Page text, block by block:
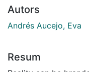
Autors
Andrés Aucejo, Eva
Resum